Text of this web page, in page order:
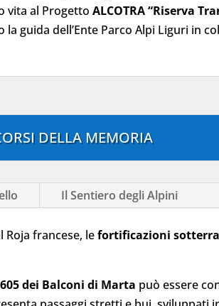
vita al ProgettoALCOTRA “Riserva
guida dell’Ente Parco Alpi Liguri in
DELLA MEMORIA
Il Sentiero degli Alpini
Roja francese, lefortificazioni
dei Balconi di Marta può essere